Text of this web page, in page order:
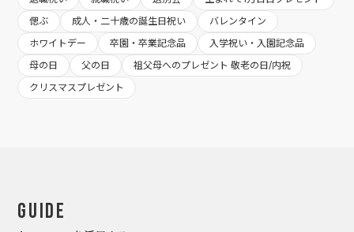
偲ぶ
成人・二十歳の誕生日祝い
バレンタイン
ホワイトデー
卒園・卒業記念品
入学祝い・入園記念品
母の日
父の日
祖父母へのプレゼント 敬老の日/内祝
クリスマスプレゼント
Guide